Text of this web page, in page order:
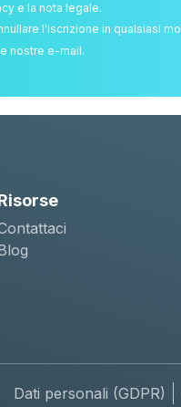
e la nota legale.
l'iscrizione in qualsiasi
nostre e-mail.
Dati personali (GDPR)